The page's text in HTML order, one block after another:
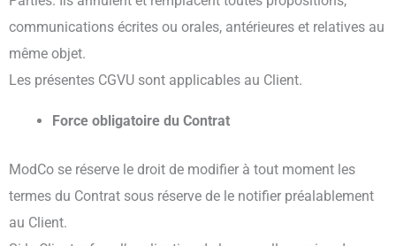
communications écrites ou orales, antérieures et relatives au
même objet.
Les présentes CGVU sont applicables au Client.
Force obligatoire du Contrat
ModCo se réserve le droit de modifier à tout moment les
termes du Contrat sous réserve de le notifier préalablement
au Client.